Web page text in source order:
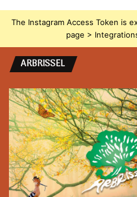
The Instagram Access Token is
page >
ARBRISSEL